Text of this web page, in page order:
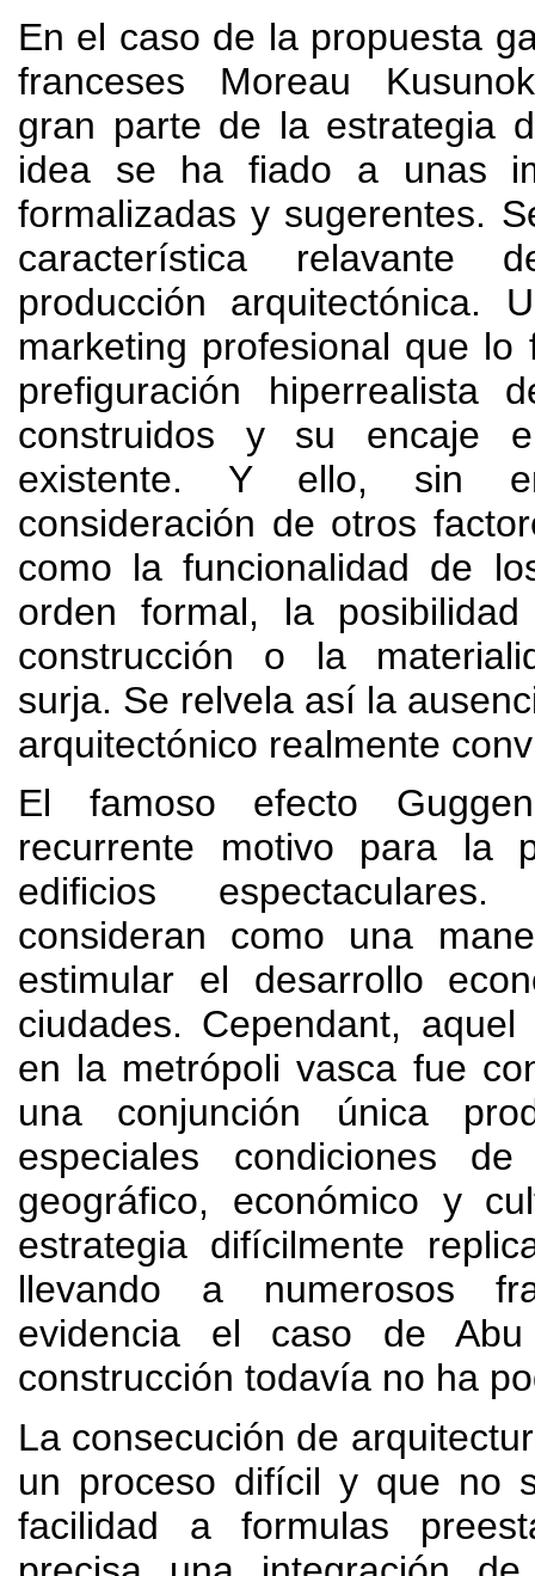
En el caso de la propuesta
franceses Moreau
gran parte de la estrategia
idea se ha fiado a unas
formalizadas y sugerentes.
característica relavante
producción arquitectónica.
marketing profesional que
prefiguración hiperrealista
construidos y su encaje
existente. Y ello, sin
consideración de otros
como la funcionalidad de
orden formal, la
construcción o la
surja. Se relvela así la
arquitectónico realmente
El famoso efecto
recurrente motivo para la
edificios espectaculares
consideran como una
estimular el desarrollo
ciudades. Cependant, aquel
en la metrópoli vasca fue
una conjunción única
especiales condiciones
geográfico, económico y
estrategia difícilmente
llevando a numerosos
evidencia el caso de Abu
construcción todavía no ha
La consecución de
un proceso difícil y que no
facilidad a formulas